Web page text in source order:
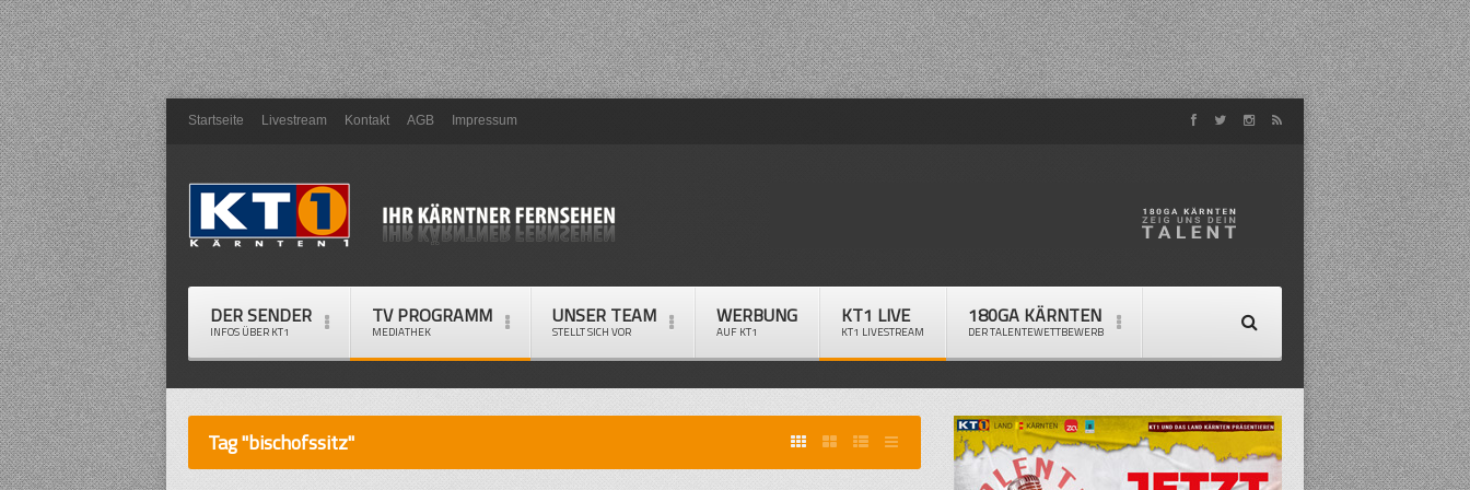
Startseite Livestream Kontakt AGB Impressum
DER SENDER
INFOS ÜBER KT1
TV PROGRAMM
MEDIATHEK
UNSER TEAM
STELLT SICH VOR
WERBUNG
AUF KT1
KT1 LIVE
KT1 LIVESTREAM
180GA KÄRNTEN
DER TALENTEWETTBEWERB
Tag "bischofssitz"